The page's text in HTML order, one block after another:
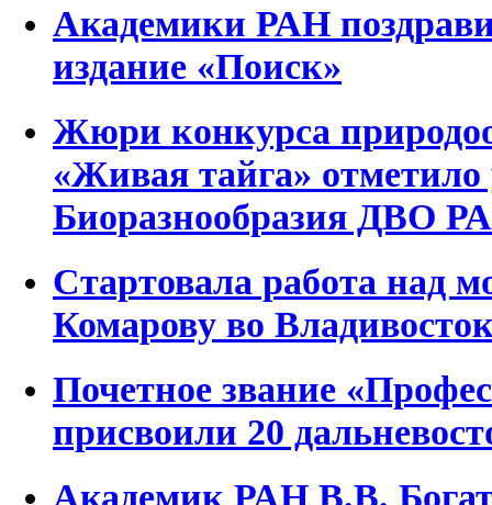
Академики РАН
издание «Поиск»
Жюри конкурса
«Живая тайга»
Биоразнообразия ДВО
Стартовала работа над
Комарову во
Почетное звание
присвоили 20
Академик РАН В.В.